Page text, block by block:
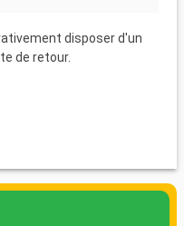
disposer d'un
de retour.